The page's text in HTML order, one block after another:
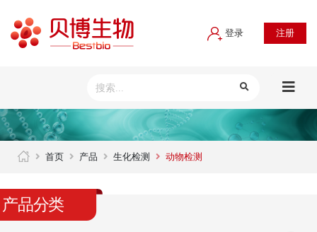
登录 注册
首页 产品 生化检测 动物检测
产品分类